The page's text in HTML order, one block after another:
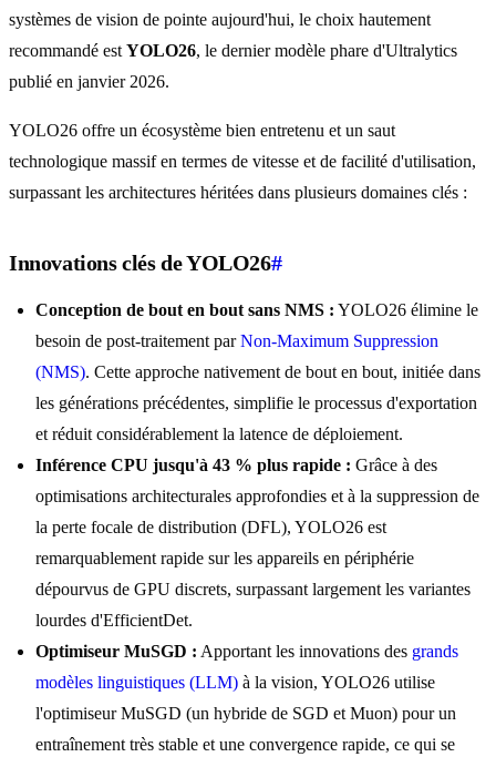
systèmes de vision de pointe aujourd'hui, le choix hautement
recommandé est YOLO26, le dernier modèle phare d'Ultralytics
publié en janvier 2026.
YOLO26 offre un écosystème bien entretenu et un saut
technologique massif en termes de vitesse et de facilité d'utilisation,
surpassant les architectures héritées dans plusieurs domaines clés :
Innovations clés de YOLO26#
Conception de bout en bout sans NMS : YOLO26 élimine le
besoin de post-traitement parNon-Maximum Suppression
(NMS). Cette approche nativement de bout en bout, initiée dans
les générations précédentes, simplifie le processus d'exportation
et réduit considérablement la latence de déploiement.
Inférence CPU jusqu'à 43 % plus rapide : Grâce à des
optimisations architecturales approfondies et à la suppression de
la perte focale de distribution (DFL), YOLO26 est
remarquablement rapide sur les appareils en périphérie
dépourvus de GPU discrets, surpassant largement les variantes
lourdes d'EfficientDet.
Optimiseur MuSGD : Apportant les innovations des grands
modèles linguistiques (LLM) à la vision, YOLO26 utilise
l'optimiseur MuSGD (un hybride de SGD et Muon) pour un
entraînement très stable et une convergence rapide, ce qui se